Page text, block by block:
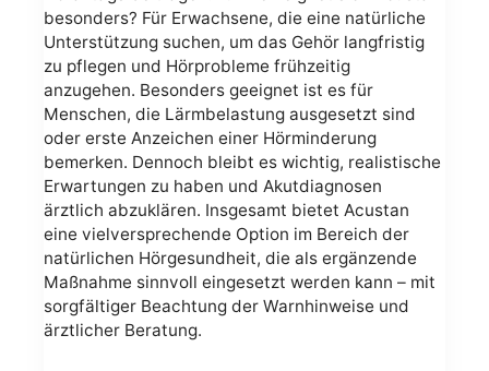
besonders? Für Erwachsene, die eine natürliche
Unterstützung suchen, um das Gehör langfristig
zu pflegen und Hörprobleme frühzeitig
anzugehen. Besonders geeignet ist es für
Menschen, die Lärmbelastung ausgesetzt sind
oder erste Anzeichen einer Hörminderung
bemerken. Dennoch bleibt es wichtig, realistische
Erwartungen zu haben und Akutdiagnosen
ärztlich abzuklären. Insgesamt bietet Acustan
eine vielversprechende Option im Bereich der
natürlichen Hörgesundheit, die als ergänzende
Maßnahme sinnvoll eingesetzt werden kann – mit
sorgfältiger Beachtung der Warnhinweise und
ärztlicher Beratung.